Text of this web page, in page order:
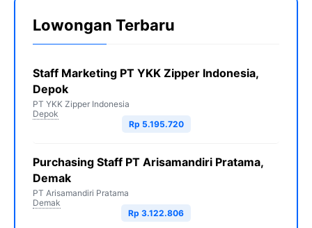
Lowongan Terbaru
Staff Marketing PT YKK Zipper Indonesia,
Depok
PT YKK Zipper Indonesia
Depok
Rp 5.195.720
Purchasing Staff PT Arisamandiri Pratama,
Demak
PT Arisamandiri Pratama
Demak
Rp 3.122.806